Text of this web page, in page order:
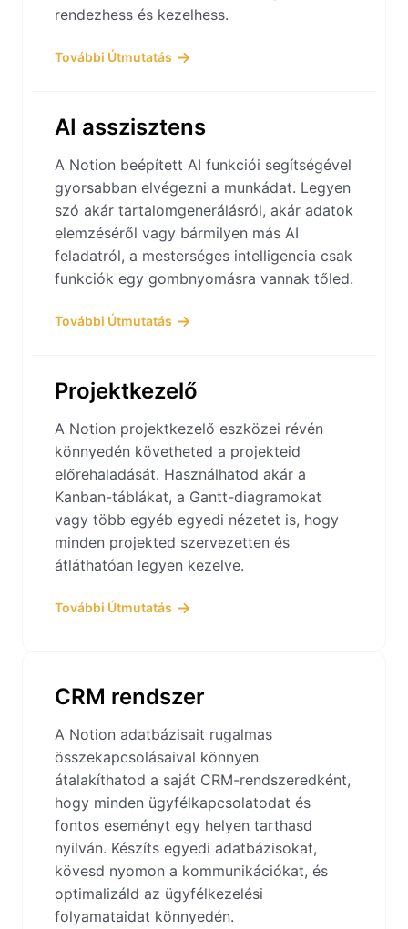
rendezhess és kezelhess.
További Útmutatás
AI asszisztens
A Notion beépített AI funkciói segítségével
gyorsabban elvégezni a munkádat. Legyen
szó akár tartalomgenerálásról, akár adatok
elemzéséről vagy bármilyen más AI
feladatról, a mesterséges intelligencia csak
funkciók egy gombnyomásra vannak tőled.
További Útmutatás
Projektkezelő
A Notion projektkezelő eszközei révén
könnyedén követheted a projekteid
előrehaladását. Használhatod akár a
Kanban-táblákat, a Gantt-diagramokat
vagy több egyéb egyedi nézetet is, hogy
minden projekted szervezetten és
átláthatóan legyen kezelve.
További Útmutatás
CRM rendszer
A Notion adatbázisait rugalmas
összekapcsolásaival könnyen
átalakíthatod a saját CRM-rendszeredként,
hogy minden ügyfélkapcsolatodat és
fontos eseményt egy helyen tarthasd
nyilván. Készíts egyedi adatbázisokat,
kövesd nyomon a kommunikációkat, és
optimalizáld az ügyfélkezelési
folyamataidat könnyedén.